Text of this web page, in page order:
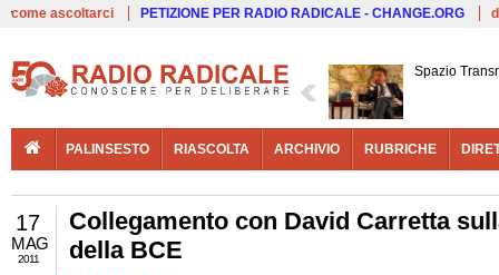
come ascoltarci PETIZIONE PER RADIO RADICALE - CHANGE.ORG
Spazio
PALINSESTO RIASCOLTA ARCHIVIO RUBRICHE
17
MAG
2011
Collegamento con David Carretta
della BCE